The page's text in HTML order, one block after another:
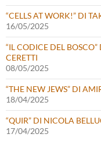
“CELLS AT WORK!” DI
16/05/2025
“IL CODICE DEL
CERETTI
08/05/2025
“THE NEW JEWS” DI
18/04/2025
“QUIR” DI NICOLA
17/04/2025